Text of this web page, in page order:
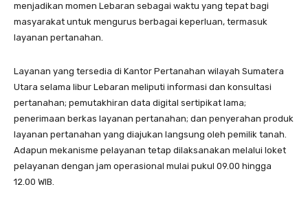
menjadikan momen Lebaran sebagai waktu yang tepat bagi
masyarakat untuk mengurus berbagai keperluan, termasuk
layanan pertanahan.
Layanan yang tersedia di Kantor Pertanahan wilayah Sumatera
Utara selama libur Lebaran meliputi informasi dan konsultasi
pertanahan; pemutakhiran data digital sertipikat lama;
penerimaan berkas layanan pertanahan; dan penyerahan produk
layanan pertanahan yang diajukan langsung oleh pemilik tanah.
Adapun mekanisme pelayanan tetap dilaksanakan melalui loket
pelayanan dengan jam operasional mulai pukul 09.00 hingga
12.00 WIB.